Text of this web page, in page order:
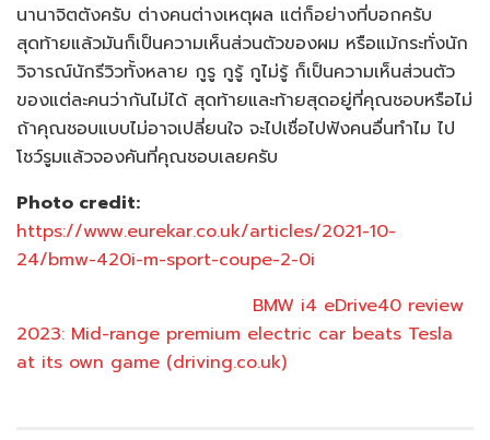
นานาจิตตังครับ ต่างคนต่างเหตุผล แต่ก็อย่างที่บอกครับ
สุดท้ายแล้วมันก็เป็นความเห็นส่วนตัวของผม หรือแม้กระทั่งนัก
วิจารณ์นักรีวิวทั้งหลาย กูรู กูรู้ กูไม่รู้ ก็เป็นความเห็นส่วนตัว
ของแต่ละคนว่ากันไม่ได้ สุดท้ายและท้ายสุดอยู่ที่คุณชอบหรือไม่
ถ้าคุณชอบแบบไม่อาจเปลี่ยนใจ จะไปเชื่อไปฟังคนอื่นทำไม ไป
โชว์รูมแล้วจองคันที่คุณชอบเลยครับ
Photo credit:
https://www.eurekar.co.uk/articles/2021-10-
24/bmw-420i-m-sport-coupe-2-0i
BMW i4 eDrive40 review
2023: Mid-range premium electric car beats Tesla
at its own game (driving.co.uk)